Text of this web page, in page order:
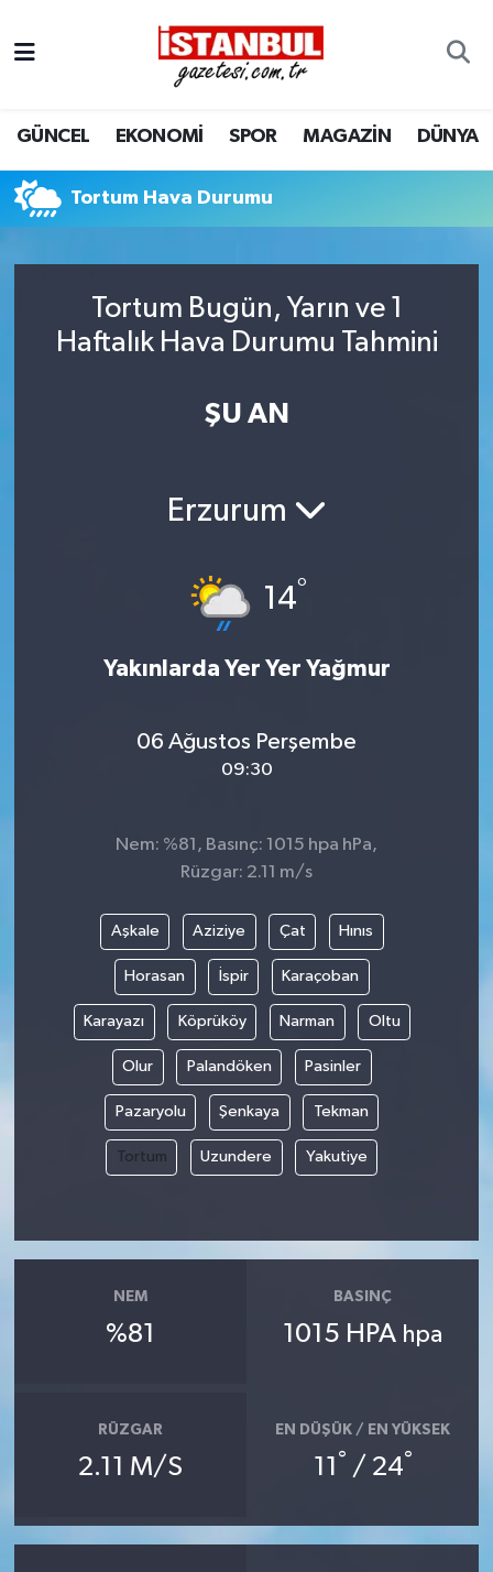
GÜNCEL EKONOMİ SPOR MAGAZİN DÜNYA
Tortum Hava Durumu
Tortum Bugün, Yarın ve 1
Haftalık Hava Durumu Tahmini
ŞU AN
Erzurum
14°
Yakınlarda Yer Yer Yağmur
06 Ağustos Perşembe
09:30
Nem: %81, Basınç: 1015 hpa hPa,
Rüzgar: 2.11 m/s
Aşkale Aziziye Çat Hınıs
Horasan İspir Karaçoban
Karayazı Köprüköy Narman Oltu
Olur Palandöken Pasinler
Pazaryolu Şenkaya Tekman
Tortum Uzundere Yakutiye
NEM
%81
BASINÇ
1015 HPA hpa
RÜZGAR
2.11 M/S
EN DÜŞÜK / EN YÜKSEK
11 ° / 24°
EKONOMİ
İSTANBUL
SPOR
Nöbetçi Eczaneler
Hava Durumu
Trafik Durumu
Tüm Manşetler